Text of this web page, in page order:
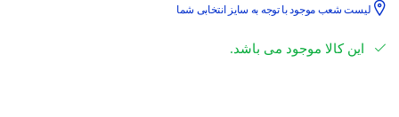
لیست شعب موجود با توجه به سایز انتخابی شما
این کالا موجود می باشد.